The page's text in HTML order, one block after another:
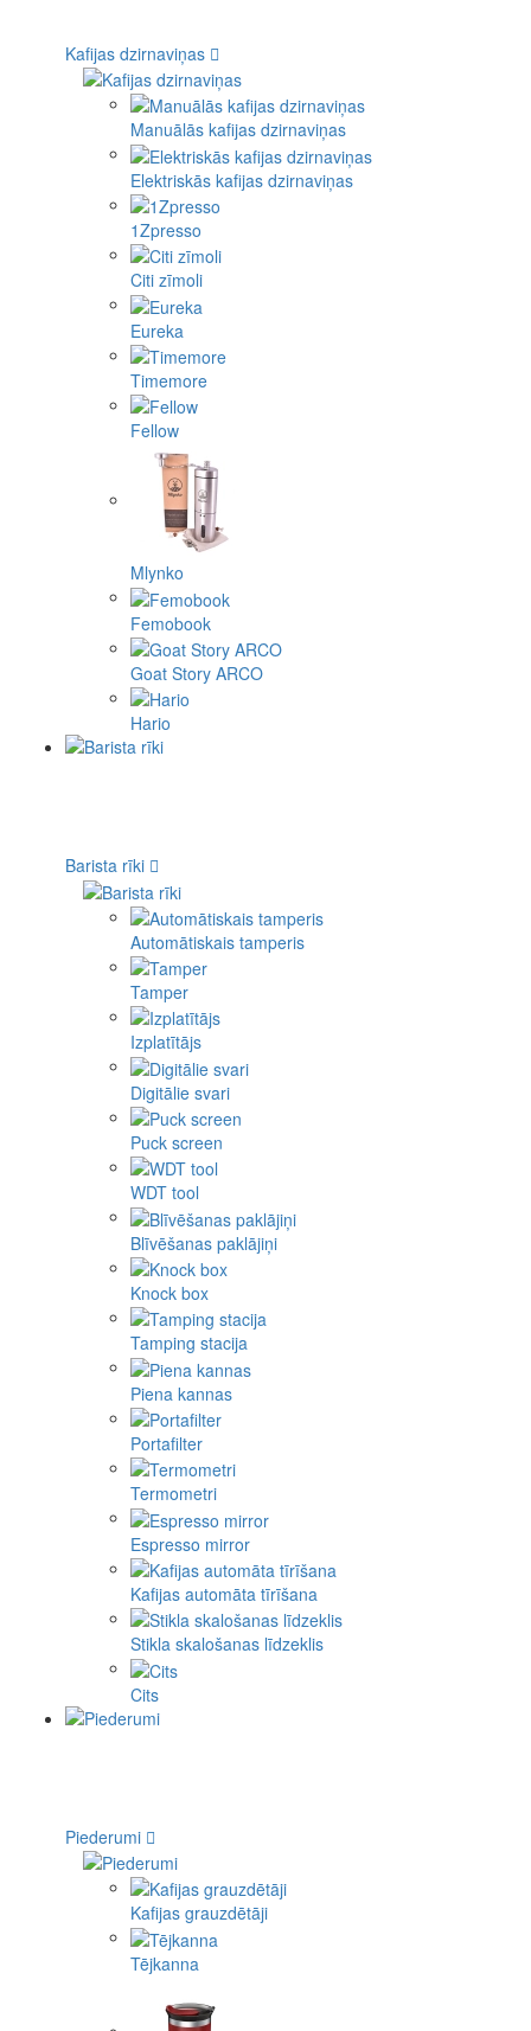
Kafijas dzirnaviņas
Manuālās kafijas dzirnaviņas
Elektriskās kafijas dzirnaviņas
1Zpresso
Citi zīmoli
Eureka
Timemore
Fellow
Mlynko
Femobook
Goat Story ARCO
Hario
Barista rīki
Automātiskais tamperis
Tamper
Izplatītājs
Digitālie svari
Puck screen
WDT tool
Blīvēšanas paklājiņi
Knock box
Tamping stacija
Piena kannas
Portafilter
Termometri
Espresso mirror
Kafijas automāta tīrīšana
Stikla skalošanas līdzeklis
Cits
Piederumi
Kafijas grauzdētāji
Tējkanna